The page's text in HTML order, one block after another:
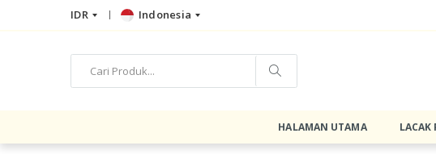
IDR Indonesia
HALAMAN UTAMA LACAK